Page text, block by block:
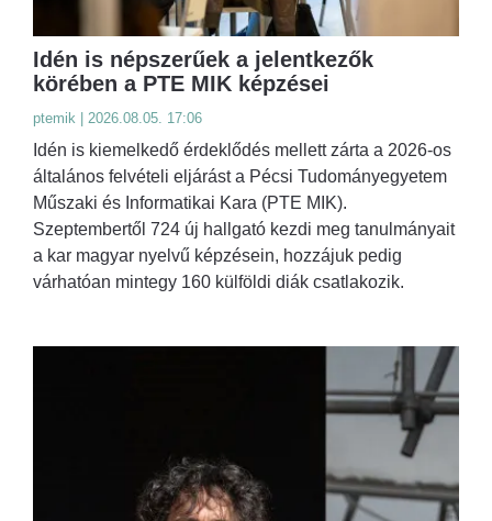
Idén is népszerűek a jelentkezők
körében a PTE MIK képzései
ptemik | 2026.08.05. 17:06
Idén is kiemelkedő érdeklődés mellett zárta a 2026-os
általános felvételi eljárást a Pécsi Tudományegyetem
Műszaki és Informatikai Kara (PTE MIK).
Szeptembertől 724 új hallgató kezdi meg tanulmányait
a kar magyar nyelvű képzésein, hozzájuk pedig
várhatóan mintegy 160 külföldi diák csatlakozik.